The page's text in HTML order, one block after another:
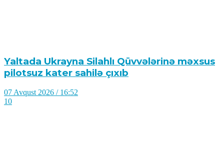
Yaltada Ukrayna Silahlı Qüvvələrinə məxsus
pilotsuz kater sahilə çıxıb
07 Avqust 2026 / 16:52
10